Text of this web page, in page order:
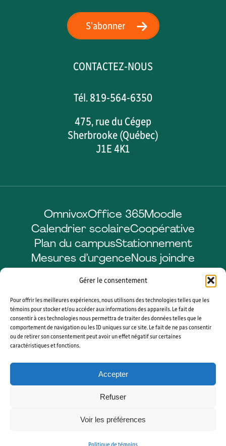
Gérer le consentement
Pour offrir les meilleures expériences, nous utilisons des technologies telles que les
témoins pour stocker et/ou accéder aux informations des appareils. Le fait de
consentir à ces technologies nous permettra de traiter des données telles que le
comportement de navigation ou les ID uniques sur ce site. Le fait de ne pas consentir
ou de retirer son consentement peut avoir un effet négatif sur certaines
caractéristiques et fonctions.
Accepter
Refuser
Voir les préférences
Politique de témoins
S'abonner
CONTACTEZ-NOUS
Tél. 819-564-6350
475, rue du Cégep
Sherbrooke (Québec)
J1E 4K1
OmnivoxOffice 365Moodle
Calendrier scolaireCoopérative
Plan du campusStationnement
Mesures d’urgenceNous joindre
FacebookLinkedInInstagramYouTube
© 2026 CÉGEP DE SHERBROOKE. TOUS DROITS RÉSERVÉS. AGENCE WEB
PLAN DU SITE GÉRER MES COOKIES